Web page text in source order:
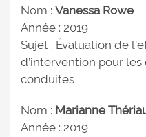
Nom : Vanessa Rowe
Année : 2019
Sujet : Évaluation de
d’intervention pour
conduites
Nom : Marianne
Année : 2019